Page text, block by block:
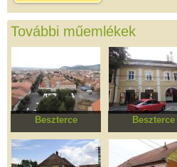
További műemlékek
Beszterce
Beszterce
műemlékövezete
Beszterce
Lakóház